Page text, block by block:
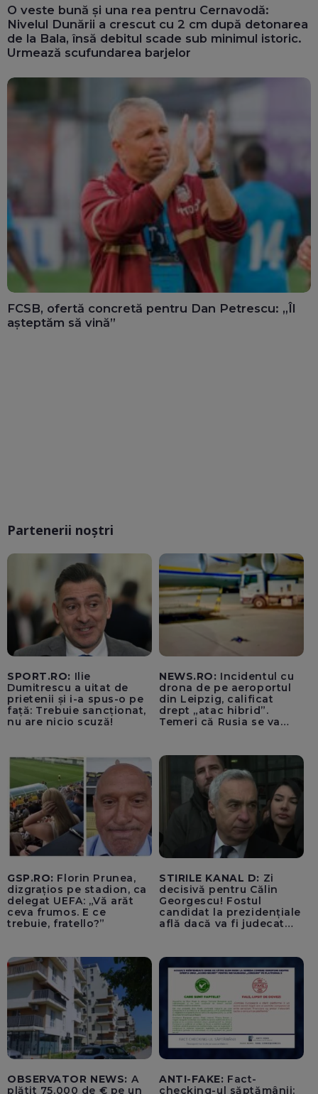
O veste bună și una rea pentru Cernavodă:
Nivelul Dunării a crescut cu 2 cm după detonarea
de la Bala, însă debitul scade sub minimul istoric.
Urmează scufundarea barjelor
FCSB, ofertă concretă pentru Dan Petrescu: „Îl
așteptăm să vină”
Partenerii noștri
SPORT.RO: Ilie
Dumitrescu a uitat de
prietenii și i-a spus-o pe
față: Trebuie sancționat,
nu are nicio scuză!
NEWS.RO: Incidentul cu
drona de pe aeroportul
din Leipzig, calificat
drept „atac hibrid”.
Temeri că Rusia se va
neagă informațiile că
avioanele ucrainene din
apropierea dronei ar fi
fost încărcate cu muniție
GSP.RO: Florin Prunea,
dizgrațios pe stadion, ca
delegat UEFA: „Vă arăt
ceva frumos. E ce
trebuie, fratello?”
STIRILE KANAL D: Zi
decisivă pentru Călin
Georgescu! Fostul
candidat la prezidențiale
află dacă va fi judecat
OBSERVATOR NEWS: A
plătit 75.000 de € pe un
ANTI-FAKE: Fact-
checking-ul săptămânii: